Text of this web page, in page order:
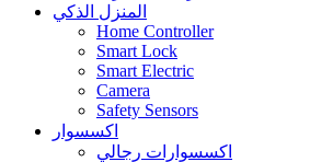
المنزل الذكي
Home Controller
Smart Lock
Smart Electric
Camera
Safety Sensors
اكسسوار
اكسسوارات رجالي